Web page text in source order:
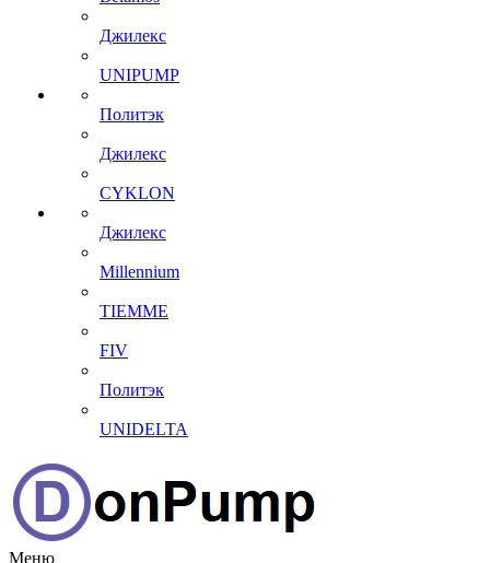
Джилекс
UNIPUMP
Политэк
Джилекс
CYKLON
Джилекс
Millennium
TIEMME
FIV
Политэк
UNIDELTA
Меню